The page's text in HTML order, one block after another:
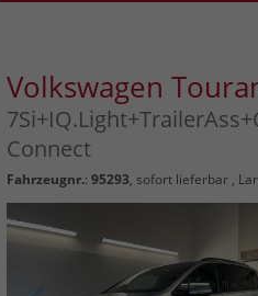
Volkswagen
Connect
Fahrzeugnr.: 95293, sofort lieferbar,